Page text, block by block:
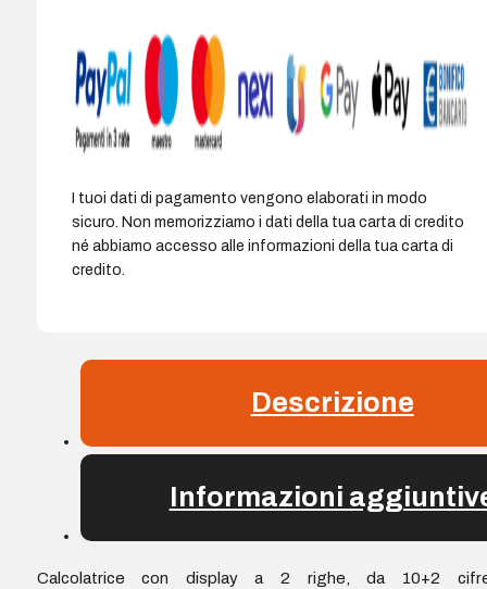
integrate,
scientifiche
protettiva
quantità
I tuoi dati di pagamento vengono elaborati in modo
sicuro. Non memorizziamo i dati della tua carta di credito
né abbiamo accesso alle informazioni della tua carta di
credito.
Descrizione
Informazioni
Calcolatrice con display a 2 righe, da 10+2